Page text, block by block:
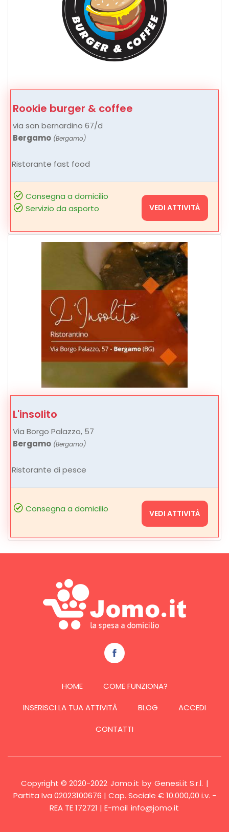
Rookie burger & coffee
via san bernardino 67/d
Bergamo (Bergamo)
Ristorante fast food
Consegna a domicilio
Servizio da asporto
VEDI ATTIVITÀ
L'insolito
Via Borgo Palazzo, 57
Bergamo (Bergamo)
Ristorante di pesce
Consegna a domicilio VEDI ATTIVITÀ
HOME
COME FUNZIONA?
INSERISCI LA TUA ATTIVITÀ
BLOG
ACCEDI
CONTATTI
Copyright © 2020-2022 Jomo.it by Genesi.it S.r.l. |
Partita Iva 02023100676 | Cap. Sociale € 10.000,00 i.v. -
REA TE 172721 | E-mail info@jomo.it